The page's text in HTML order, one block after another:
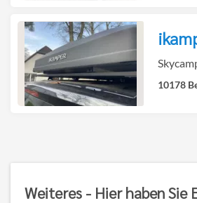
Detailseite
zur
10178
Weiteres - Hier haben Sie